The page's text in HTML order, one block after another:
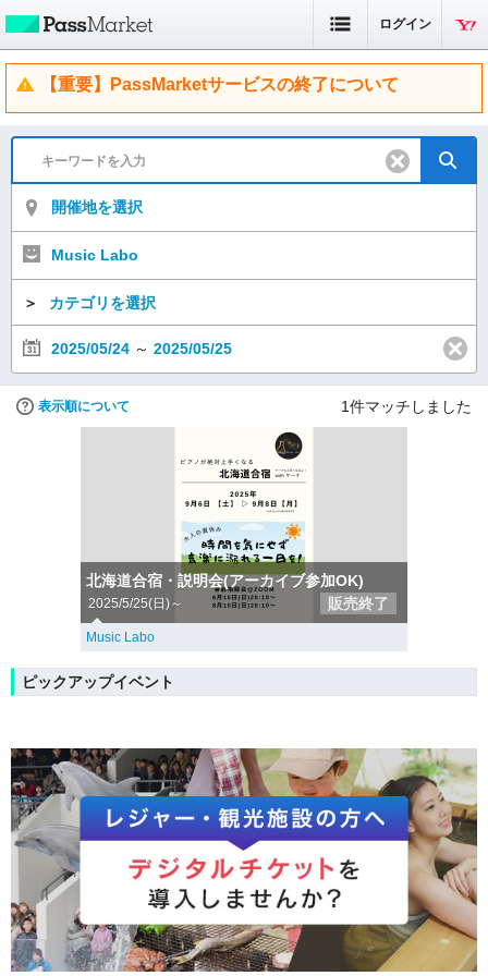
ログイン
【重要】PassMarketサービスの終了について
開催地を選択
Music Labo
＞ カテゴリを選択
2025/05/24 ～ 2025/05/25
表示順について 1件マッチしました
北海道合宿・説明会(アーカイブ参加OK)
2025/5/25(日)～ 販売終了
Music Labo
ピックアップイベント